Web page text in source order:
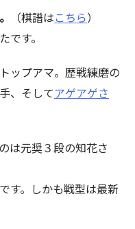
（棋譜は こちら ）
です。
ップアマ。歴戦練磨の
、そしてアゲアゲさ
は元奨３段の知花さ
す。しかも戦型は最新